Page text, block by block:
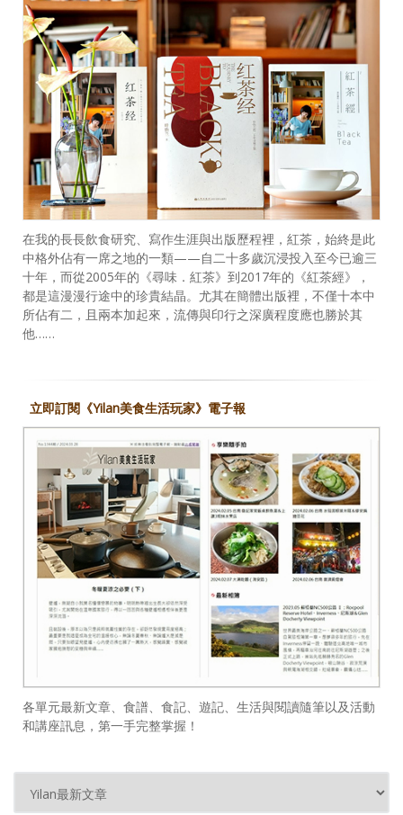
在我的長長飲食研究、寫作生涯與出版歷程裡，紅茶，始終是此
中格外佔有一席之地的一類——自二十多歲沉浸投入至今已逾三
十年，而從2005年的《尋味．紅茶》到2017年的《紅茶經》，
都是這漫漫行途中的珍貴結晶。尤其在簡體出版裡，不僅十本中
所佔有二，且兩本加起來，流傳與印行之深廣程度應也勝於其
他……
立即訂閱《Yilan美食生活玩家》電子報
各單元最新文章、食譜、食記、遊記、生活與閱讀隨筆以及活動
和講座訊息，第一手完整掌握！